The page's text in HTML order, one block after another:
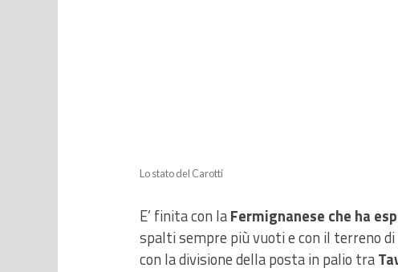
Lo stato del Carotti
E’ finita con laFermignanese che ha
spalti sempre più vuoti e con il terreno
con la divisione della posta in palio tra